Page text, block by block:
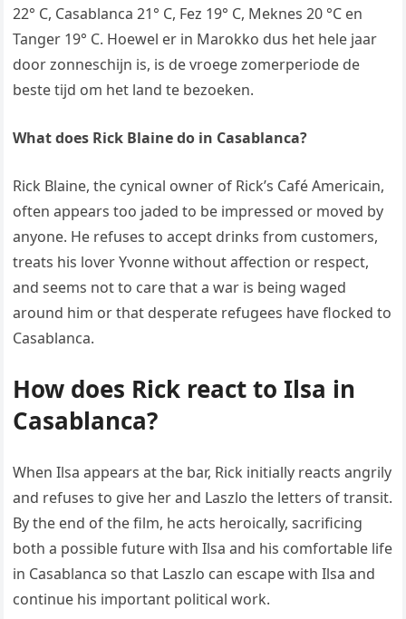
22° C, Casablanca 21° C, Fez 19° C, Meknes 20 °C en
Tanger 19° C. Hoewel er in Marokko dus het hele jaar
door zonneschijn is, is de vroege zomerperiode de
beste tijd om het land te bezoeken.
What does Rick Blaine do in Casablanca?
Rick Blaine, the cynical owner of Rick’s Café Americain,
often appears too jaded to be impressed or moved by
anyone. He refuses to accept drinks from customers,
treats his lover Yvonne without affection or respect,
and seems not to care that a war is being waged
around him or that desperate refugees have flocked to
Casablanca.
How does Rick react to Ilsa in
Casablanca?
When Ilsa appears at the bar, Rick initially reacts angrily
and refuses to give her and Laszlo the letters of transit.
By the end of the film, he acts heroically, sacrificing
both a possible future with Ilsa and his comfortable life
in Casablanca so that Laszlo can escape with Ilsa and
continue his important political work.